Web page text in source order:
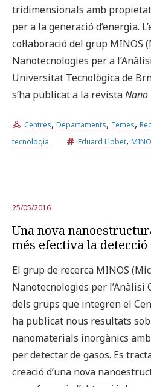
tridimensionals amb
per a la generació d’energia.
col·laboració del grup MINOS
Nanotecnologies per a
Universitat Tecnològica de
s’ha publicat a la revistaNano
Centres, Departaments, Temes,
tecnologia
Eduard Llobet,
25/05/2016
Una nova
més efectiva la detecció
El grup de recerca MINOS
Nanotecnologies per l’Anàlisi
dels grups que integren el
ha publicat nous resultats
nanomaterials inorgànics
per detectar de gasos. Es
creació d’una nova